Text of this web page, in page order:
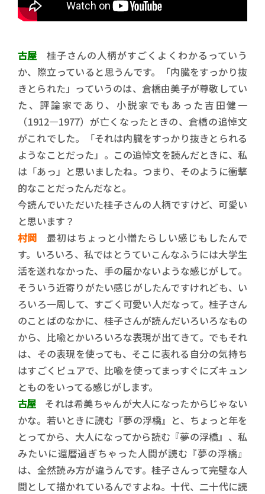
古屋桂子さんの人柄がすごくよくわかるっていう
か、際立っていると思うんです。「内臓をすっかり抜
きとられた」っていうのは、倉橋由美子が尊敬してい
た、評論家であり、小説家でもあった吉田健一
（1912―1977）が亡くなったときの、倉橋の追悼文
がこれでした。「それは内臓をすっかり抜きとられる
ようなことだった」。この追悼文を読んだときに、私
は「あっ」と思いましたね。つまり、そのように衝撃
的なことだったんだなと。
今読んでいただいた桂子さんの人柄ですけど、可愛い
と思います？
村岡最初はちょっと小憎たらしい感じもしたんで
す。いろいろ、私ではとうていこんなふうには大学生
活を送れなかった、手の届かないような感じがして。
そういう近寄りがたい感じがしたんですけれども、い
ろいろ一周して、すごく可愛い人だなって。桂子さん
のことばのなかに、桂子さんが読んだいろいろなもの
から、比喩とかいろいろな表現が出てきて。でもそれ
は、その表現を使っても、そこに表れる自分の気持ち
はすごくピュアで、比喩を使ってまっすぐにズキュン
とものをいってる感じがします。
古屋それは希美ちゃんが大人になったからじゃない
かな。若いときに読む『夢の浮橋』と、ちょっと年を
とってから、大人になってから読む『夢の浮橋』、私
みたいに還暦過ぎちゃった人間が読む『夢の浮橋』
は、全然読み方が違うんです。桂子さんって完璧な人
間として描かれているんですよね。十代、二十代に読